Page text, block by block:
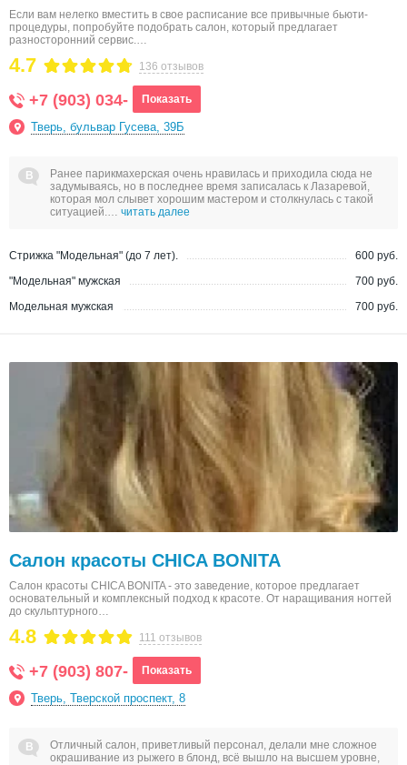
Если вам нелегко вместить в свое расписание все привычные бьюти-
процедуры, попробуйте подобрать салон, который предлагает
разносторонний сервис.…
136 отзывов
4.7
+7 (903) 034- Показать
Тверь, бульвар Гусева, 39Б
Ранее парикмахерская очень нравилась и приходила сюда не
задумываясь, но в последнее время записалась к Лазаревой,
которая мол слывет хорошим мастером и столкнулась с такой
ситуацией.… читать далее
Стрижка "Модельная" (до 7 лет).
600 руб.
"Модельная" мужская
700 руб.
Модельная мужская
700 руб.
Салон красоты CHICA BONITA
Салон красоты CHICA BONITA - это заведение, которое предлагает
основательный и комплексный подход к красоте. От наращивания ногтей
до скульптурного…
111 отзывов
4.8
+7 (903) 807- Показать
Тверь, Тверской проспект, 8
Отличный салон, приветливый персонал, делали мне сложное
окрашивание из рыжего в блонд, всё вышло на высшем уровне,